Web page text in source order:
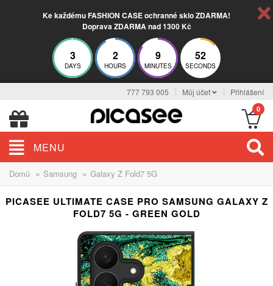
Ke každému FASHION CASE ochranné sklo ZDARMA!
Doprava ZDARMA nad 1300 Kč
3
DAYS
2
HOURS
9
MINUTES
51
SECONDS
777 793 005 Můj účet Přihlášení
0
MENU
Domů » Samsung » Galaxy Z Fold7 5G
PICASEE ULTIMATE CASE PRO SAMSUNG GALAXY Z
FOLD7 5G - GREEN GOLD